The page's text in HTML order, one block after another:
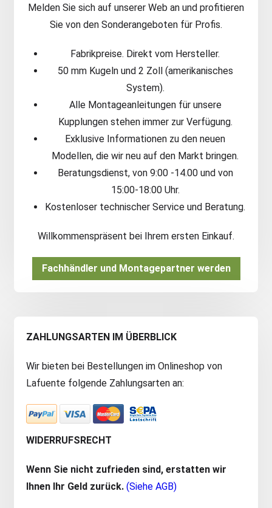
Melden Sie sich auf unserer Web an und profitieren
Sie von den Sonderangeboten für Profis.
Fabrikpreise. Direkt vom Hersteller.
50 mm Kugeln und 2 Zoll (amerikanisches
System).
Alle Montageanleitungen für unsere
Kupplungen stehen immer zur Verfügung.
Exklusive Informationen zu den neuen
Modellen, die wir neu auf den Markt bringen.
Beratungsdienst, von 9:00 -14.00 und von
15:00-18:00 Uhr.
Kostenloser technischer Service und Beratung.
Willkommenspräsent bei Ihrem ersten Einkauf.
Fachhändler und Montagepartner werden
ZAHLUNGSARTEN IM ÜBERBLICK
Wir bieten bei Bestellungen im Onlineshop von
Lafuente folgende Zahlungsarten an:
WIDERRUFSRECHT
Wenn Sie nicht zufrieden sind, erstatten wir
Ihnen Ihr Geld zurück. (Siehe AGB)